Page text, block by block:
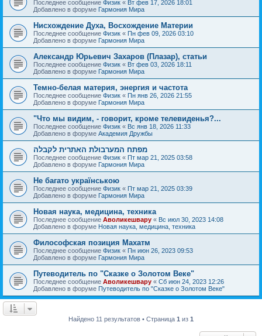
Последнее сообщение Физик « Вт фев 17, 2026 18:01
Добавлено в форуме Гармония Мира
Нисхождение Духа, Восхождение Материи
Последнее сообщение Физик « Пн фев 09, 2026 03:10
Добавлено в форуме Гармония Мира
Александр Юрьевич Захаров (Плазар), статьи
Последнее сообщение Физик « Вт фев 03, 2026 18:11
Добавлено в форуме Гармония Мира
Темно-белая материя, энергия и частота
Последнее сообщение Физик « Пн янв 26, 2026 21:55
Добавлено в форуме Гармония Мира
"Что мы видим, - говорит, кроме телевиденья?...
Последнее сообщение Физик « Вс янв 18, 2026 11:33
Добавлено в форуме Академия Дружбы
מפתח המערבולת האתרית לקבלה
Последнее сообщение Физик « Пт мар 21, 2025 03:58
Добавлено в форуме Гармония Мира
Не багато українською
Последнее сообщение Физик « Пт мар 21, 2025 03:39
Добавлено в форуме Гармония Мира
Новая наука, медицина, техника
Последнее сообщение Аволикешвару « Вс июл 30, 2023 14:08
Добавлено в форуме Новая наука, медицина, техника
Философская позиция Махатм
Последнее сообщение Физик « Пн июн 26, 2023 09:53
Добавлено в форуме Гармония Мира
Путеводитель по "Сказке о Золотом Веке"
Последнее сообщение Аволикешвару « Сб июн 24, 2023 12:26
Добавлено в форуме Путеводитель по "Сказке о Золотом Веке"
Найдено 11 результатов • Страница 1 из 1